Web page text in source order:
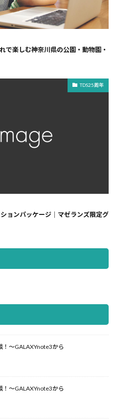
で楽しむ神奈川県の公園・動物園・
TDS25周年
ョンパッケージ｜マゼランズ限定グ
！～GALAXYnote3から
！～GALAXYnote3から